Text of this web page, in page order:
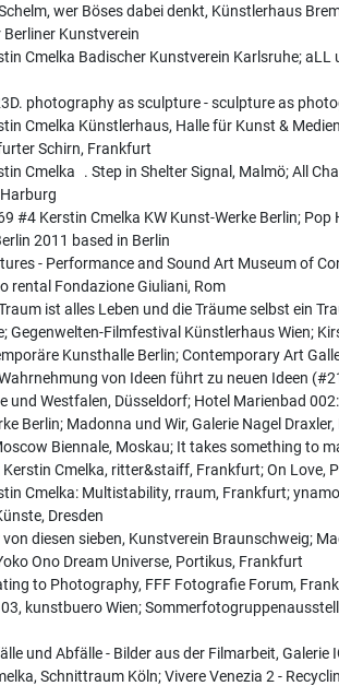
wer Böses dabei denkt, Künstlerhaus
Berliner Kunstverein
Cmelka Badischer Kunstverein Karlsruhe; aLL
photography as sculpture - sculpture as
Cmelka Künstlerhaus, Halle für Kunst &
Schirn, Frankfurt
Cmelka . Step in Shelter Signal, Malmö; All
#4 Kerstin Cmelka KW Kunst-Werke Berlin; Pop
2011 based in Berlin
- Performance and Sound Art Museum of
rental Fondazione Giuliani, Rom
ist alles Leben und die Träume selbst ein
Gegenwelten-Filmfestival Künstlerhaus Wien;
Kunsthalle Berlin; Contemporary Art
von Ideen führt zu neuen Ideen
und Westfalen, Düsseldorf; Hotel Marienbad
Berlin; Madonna und Wir, Galerie Nagel Draxler,
Biennale, Moskau; It takes something to
Cmelka, ritter&staiff, Frankfurt; On Love,
Cmelka: Multistability, rraum, Frankfurt;
Dresden
von diesen sieben, Kunstverein Braunschweig;
Ono Dream Universe, Portikus, Frankfurt
to Photography, FFF Fotografie Forum,
kunstbuero Wien;
und Abfälle - Bilder aus der Filmarbeit, Galerie
Schnittraum Köln; Vivere Venezia 2 -